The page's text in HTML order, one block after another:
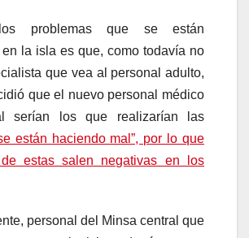
problemas que se están
la isla es que, como todavía no
que vea al personal adulto,
que el nuevo personal médico
serían los que realizarían las
están haciendo mal”, por lo que
estas salen negativas en los
personal del Minsa central que